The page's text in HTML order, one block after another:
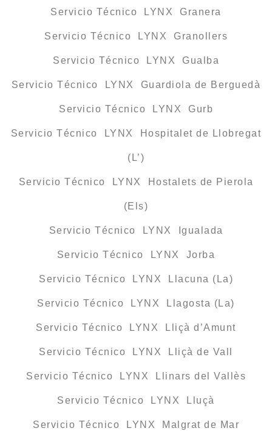
Servicio Técnico LYNX Granera
Servicio Técnico LYNX Granollers
Servicio Técnico LYNX Gualba
Servicio Técnico LYNX Guardiola de Berguedà
Servicio Técnico LYNX Gurb
Servicio Técnico LYNX Hospitalet de Llobregat
(L’)
Servicio Técnico LYNX Hostalets de Pierola
(Els)
Servicio Técnico LYNX Igualada
Servicio Técnico LYNX Jorba
Servicio Técnico LYNX Llacuna (La)
Servicio Técnico LYNX Llagosta (La)
Servicio Técnico LYNX Lliçà d’Amunt
Servicio Técnico LYNX Lliçà de Vall
Servicio Técnico LYNX Llinars del Vallès
Servicio Técnico LYNX Lluçà
Servicio Técnico LYNX Malgrat de Mar